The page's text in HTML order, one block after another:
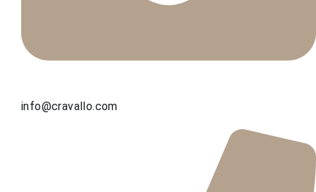
info@cravallo.com